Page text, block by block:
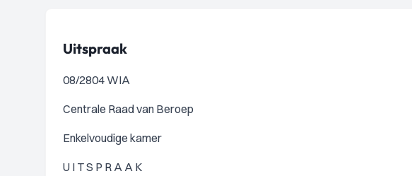
Uitspraak
08/2804 WIA
Centrale Raad van Beroep
Enkelvoudige kamer
U I T S P R A A K